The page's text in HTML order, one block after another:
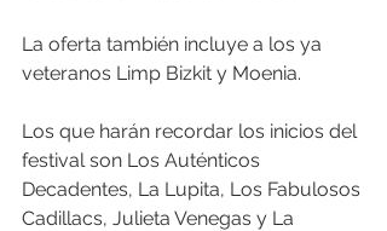
La oferta también incluye a los ya
veteranos Limp Bizkit y Moenia.
Los que harán recordar los inicios del
festival son Los Auténticos
Decadentes, La Lupita, Los Fabulosos
Cadillacs, Julieta Venegas y La